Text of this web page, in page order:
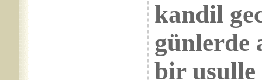
kandil
günlerde
bir usulle